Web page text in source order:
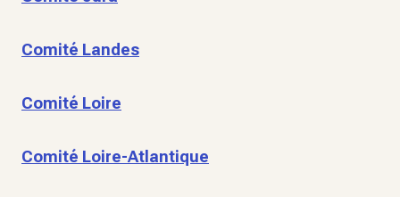
Comité Landes
Comité Loire
Comité Loire-Atlantique